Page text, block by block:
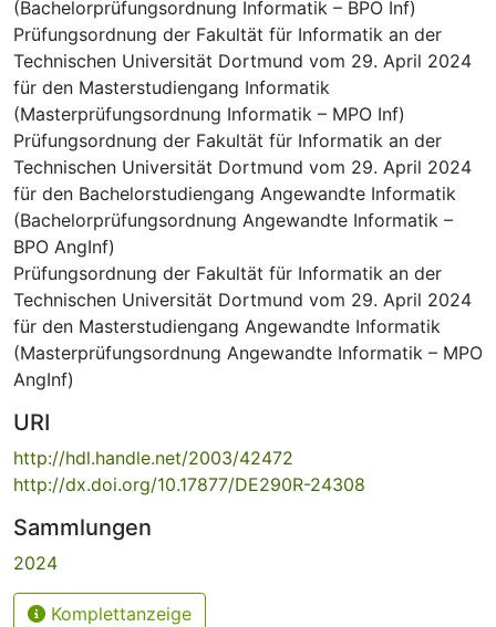
(Bachelorprüfungsordnung Informatik – BPO Inf)
Prüfungsordnung der Fakultät für Informatik an der
Technischen Universität Dortmund vom 29. April 2024
für den Masterstudiengang Informatik
(Masterprüfungsordnung Informatik – MPO Inf)
Prüfungsordnung der Fakultät für Informatik an der
Technischen Universität Dortmund vom 29. April 2024
für den Bachelorstudiengang Angewandte Informatik
(Bachelorprüfungsordnung Angewandte Informatik –
BPO AngInf)
Prüfungsordnung der Fakultät für Informatik an der
Technischen Universität Dortmund vom 29. April 2024
für den Masterstudiengang Angewandte Informatik
(Masterprüfungsordnung Angewandte Informatik – MPO
AngInf)
URI
http://hdl.handle.net/2003/42472
http://dx.doi.org/10.17877/DE290R-24308
Sammlungen
2024
Komplettanzeige